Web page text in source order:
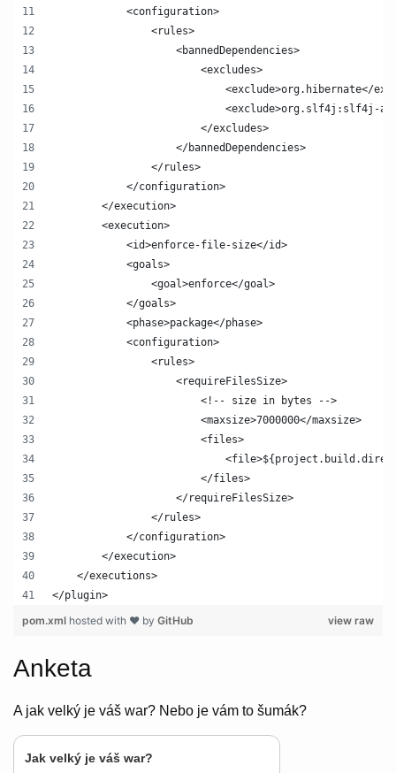
            <configuration>
                <rules>
                    <bannedDependencies>
                        <excludes>
<exclude>org.hibernate</
<exclude>org.slf4j:slf4j-
                        </excludes>
                    </bannedDependencies>
                </rules>
            </configuration>
        </execution>
        <execution>
            <id>enforce-file-size</id>
            <goals>
                <goal>enforce</goal>
            </goals>
            <phase>package</phase>
            <configuration>
                <rules>
                    <requireFilesSize>
                        <!-- size in bytes -->
                        <maxsize>7000000</maxsize>
                        <files>
                        </files>
                    </requireFilesSize>
                </rules>
            </configuration>
        </execution>
    </executions>
</plugin>
view raw
pom.xml hosted with ❤ by GitHub
Anketa
A jak velký je váš war? Nebo je vám to šumák?
Jak velký je váš war?